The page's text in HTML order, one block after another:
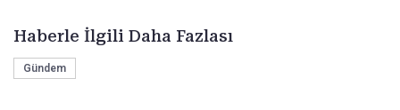
Haberle İlgili Daha Fazlası
Gündem